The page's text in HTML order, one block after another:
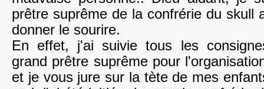
prêtre suprême de la confrérie du skull
donner le sourire.
En effet, j'ai suivie tous les
grand prêtre suprême pour
et je vous jure sur la tète de mes